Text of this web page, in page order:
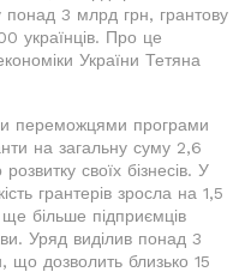
понад 3 млрд грн, грантову
українців. Про це
України Тетяна
переможцями програми
на загальну суму 2,6
своїх бізнесів. У
грантерів зросла на 1,5
більше підприємців
Уряд виділив понад 3
що дозволить близько 15